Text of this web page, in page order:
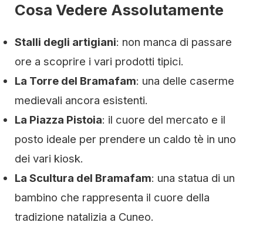
Cosa Vedere Assolutamente
Stalli degli artigiani: non manca di passare
ore a scoprire i vari prodotti tipici.
La Torre del Bramafam: una delle caserme
medievali ancora esistenti.
La Piazza Pistoia: il cuore del mercato e il
posto ideale per prendere un caldo tè in uno
dei vari kiosk.
La Scultura del Bramafam: una statua di un
bambino che rappresenta il cuore della
tradizione natalizia a Cuneo.